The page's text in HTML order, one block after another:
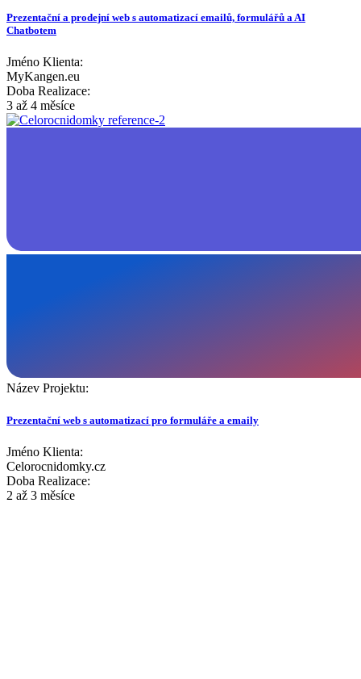
Prezentační a prodejní web s automatizací emailů, formulářů a AI
Chatbotem
Jméno Klienta:
MyKangen.eu
Doba Realizace:
3 až 4 měsíce
Název Projektu:
Prezentační web s automatizací pro formuláře a emaily
Jméno Klienta:
Celorocnidomky.cz
Doba Realizace:
2 až 3 měsíce